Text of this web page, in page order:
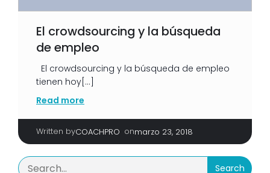
El crowdsourcing y la búsqueda
de empleo
El crowdsourcing y la búsqueda de empleo
tienen hoy[…]
Read more
Written byCOACHPRO onmarzo 23, 2018
Search